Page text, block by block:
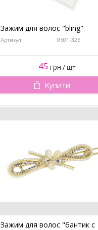
Зажим для волос "bling"
Артикул: 0501-325
45 грн /шт
Купити
Зажим для волос "бантик с